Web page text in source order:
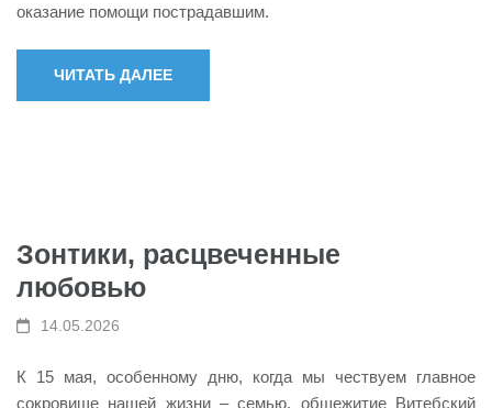
оказание помощи пострадавшим.
ЧИТАТЬ ДАЛЕЕ
Зонтики, расцвеченные
любовью
14.05.2026
К 15 мая, особенному дню, когда мы чествуем главное
сокровище нашей жизни – семью, общежитие Витебский